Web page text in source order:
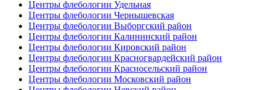
Центры флебологии Удельная
Центры флебологии Чернышевская
Центры флебологии Выборгский район
Центры флебологии Калининский район
Центры флебологии Кировский район
Центры флебологии Красногвардейский район
Центры флебологии Красносельский район
Центры флебологии Московский район